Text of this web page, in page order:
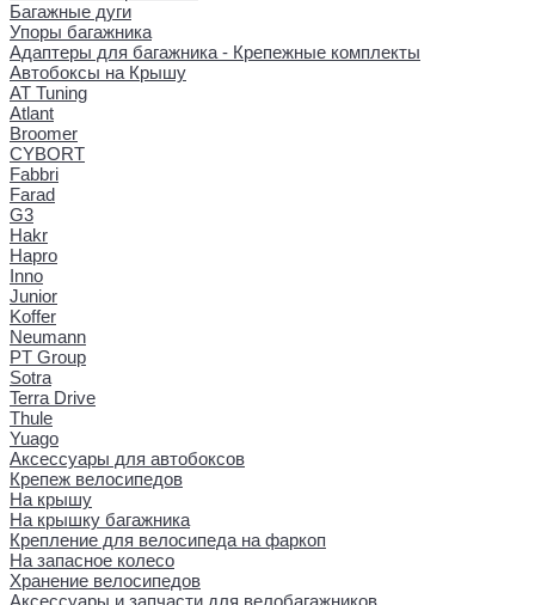
Багажные дуги
Упоры багажника
Адаптеры для багажника - Крепежные комплекты
Автобоксы на Крышу
AT Tuning
Atlant
Broomer
CYBORT
Fabbri
Farad
G3
Hakr
Hapro
Inno
Junior
Koffer
Neumann
PT Group
Sotra
Terra Drive
Thule
Yuago
Аксессуары для автобоксов
Крепеж велосипедов
На крышу
На крышку багажника
Крепление для велосипеда на фаркоп
На запасное колесо
Хранение велосипедов
Аксессуары и запчасти для велобагажников